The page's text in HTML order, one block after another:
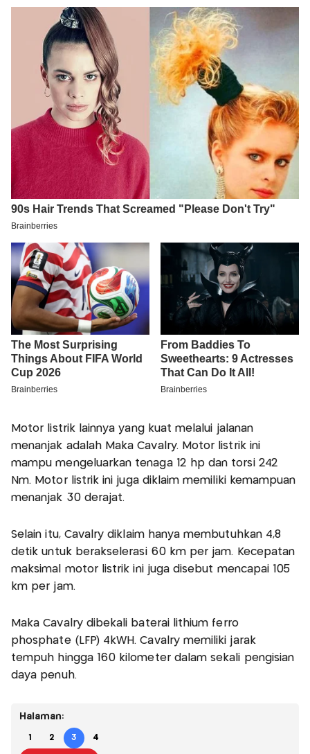
Motor listrik lainnya yang kuat melalui jalanan
menanjak adalah Maka Cavalry. Motor listrik ini
mampu mengeluarkan tenaga 12 hp dan torsi 242
Nm. Motor listrik ini juga diklaim memiliki kemampuan
menanjak 30 derajat.
Selain itu, Cavalry diklaim hanya membutuhkan 4,8
detik untuk berakselerasi 60 km per jam. Kecepatan
maksimal motor listrik ini juga disebut mencapai 105
km per jam.
Maka Cavalry dibekali baterai lithium ferro
phosphate (LFP) 4kWH. Cavalry memiliki jarak
tempuh hingga 160 kilometer dalam sekali pengisian
daya penuh.
Halaman:
1 2 3 4